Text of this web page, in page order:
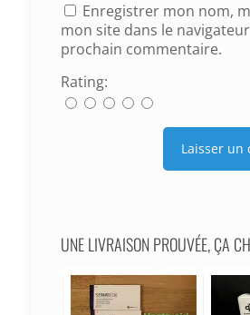
Enregistrer mon nom,
mon site dans le
prochain commentaire.
Rating:
UNE LIVRAISON PROUVÉE, ÇA